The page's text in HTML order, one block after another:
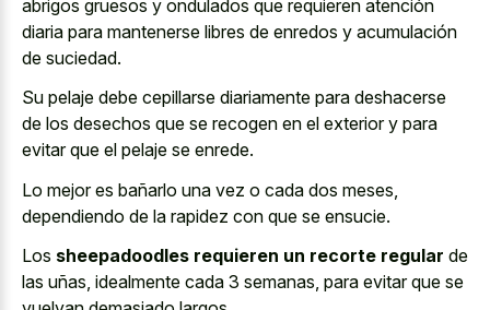
abrigos gruesos y ondulados que requieren atención
diaria para mantenerse libres de enredos y acumulación
de suciedad.
Su pelaje debe cepillarse diariamente para deshacerse
de los desechos que se recogen en el exterior y para
evitar que el pelaje se enrede.
Lo mejor es bañarlo una vez o cada dos meses,
dependiendo de la rapidez con que se ensucie.
Los sheepadoodles requieren un recorte regular de
las uñas, idealmente cada 3 semanas, para evitar que se